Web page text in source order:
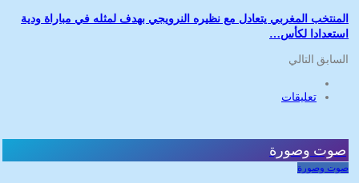
المنتخب المغربي يتعادل مع نظيره النرويجي بهدف لمثله في مباراة ودية
استعدادا لكأس…
السابق التالي
تعليقات
صوت وصورة
صوت وصورة